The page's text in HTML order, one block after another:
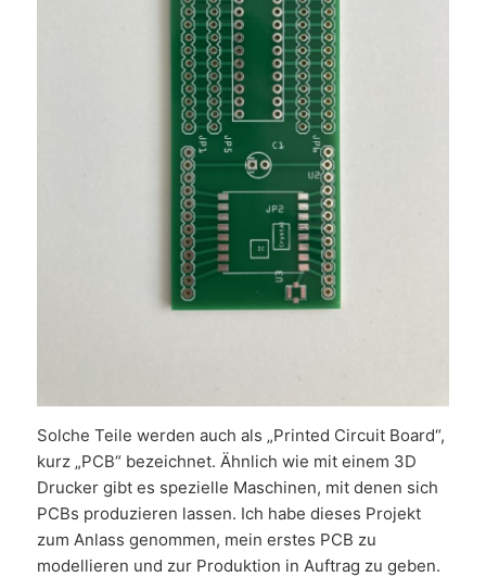
Solche Teile werden auch als „Printed Circuit Board“,
kurz „PCB“ bezeichnet. Ähnlich wie mit einem 3D
Drucker gibt es spezielle Maschinen, mit denen sich
PCBs produzieren lassen. Ich habe dieses Projekt
zum Anlass genommen, mein erstes PCB zu
modellieren und zur Produktion in Auftrag zu geben.